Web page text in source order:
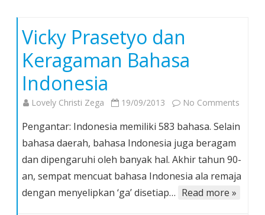
Vicky Prasetyo dan
Keragaman Bahasa
Indonesia
Lovely Christi Zega 19/09/2013 No Comments
Pengantar: Indonesia memiliki 583 bahasa. Selain
bahasa daerah, bahasa Indonesia juga beragam
dan dipengaruhi oleh banyak hal. Akhir tahun 90-
an, sempat mencuat bahasa Indonesia ala remaja
dengan menyelipkan ‘ga’ disetiap… Read more »